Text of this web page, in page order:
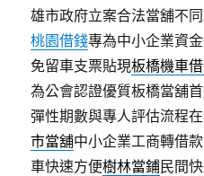
雄市政府立案合法當舖不
桃園借錢專為中小企業資
免留車支票貼現板橋機車
為公會認證優質板橋當舖
彈性期數與專人評估流程
市當舖中小企業工商轉借
車快速方便樹林當鋪民間